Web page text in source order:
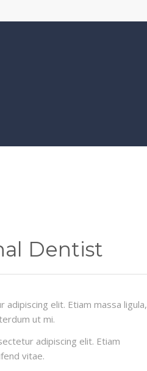
Dentist
elit. Etiam massa ligula,
ut mi.
adipiscing elit. Etiam
vitae.